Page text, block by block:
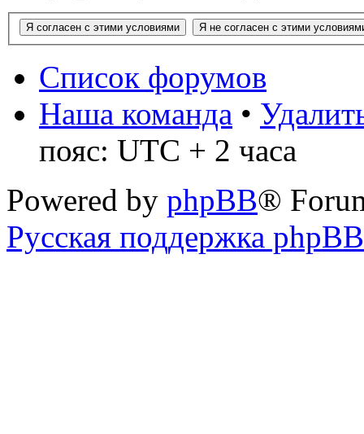
Список форумов
Наша команда •
пояс: UTC + 2 часа
Powered by phpBB®
Русская поддержка phpBB